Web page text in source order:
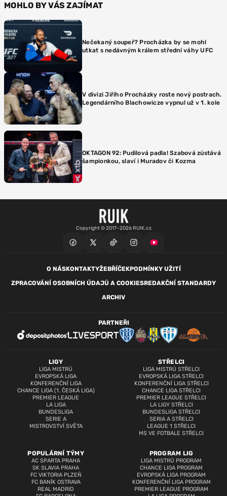
MOHLO BY VÁS ZAJÍMAT
Nečekaný soupeř? Procházka by se mohl
utkat s nedávným králem střední váhy UFC
V divizi Jiřího Procházky roste nový postrach.
Legendárního Blachowicze vypnul už v 1. kole
OKTAGON 92: Pudilová padla! Szabová zůstává
šampionkou, slaví i Muradov či Kozma
Copyright © 2017–2026 RUIK.cz
O NÁSKONTAKTYŽEBŘÍČEKPODMÍNKY UŽITÍ
ZPRACOVÁNÍ OSOBNÍCH ÚDAJŮ A COOKIESREDAKČNÍ STANDARDY
ARCHIV
LIGY
LIGA MISTRŮ
EVROPSKÁ LIGA
KONFERENČNÍ LIGA
CHANCE LIGA (1. ČESKÁ LIGA)
PREMIER LEAGUE
LA LIGA
BUNDESLIGA
SERIE A
MISTROVSTVÍ SVĚTA
STŘELCI
LIGA MISTRŮ STŘELCI
EVROPSKÁ LIGA STŘELCI
KONFERENČNÍ LIGA STŘELCI
CHANCE LIGA STŘELCI
PREMIER LEAGUE STŘELCI
LA LIGY STŘELCI
BUNDESLIGA STŘELCI
SERIA A STŘELCI
LEAGUE 1 STŘELCI
MS VE FOTBALE STŘELCI
POPULÁRNÍ TÝMY
AC SPARTA PRAHA
SK SLAVIA PRAHA
FC VIKTORIA PLZEŇ
FC BANÍK OSTRAVA
REAL MADRID
PROGRAM LIG
LIGA MISTRŮ PROGRAM
CHANCE LIGA PROGRAM
EVROPSKÁ LIGA PROGRAM
KONFERENČNÍ LIGA PROGRAM
PREMIER LEAGUE PROGRAM
PARTNEŘI